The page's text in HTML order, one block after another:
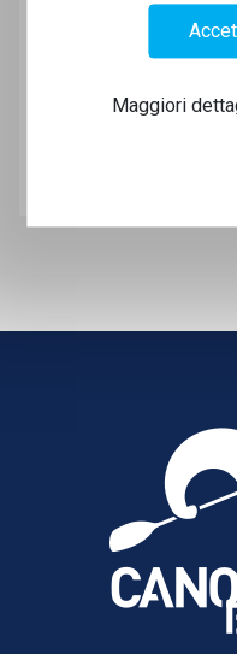
Maggiori